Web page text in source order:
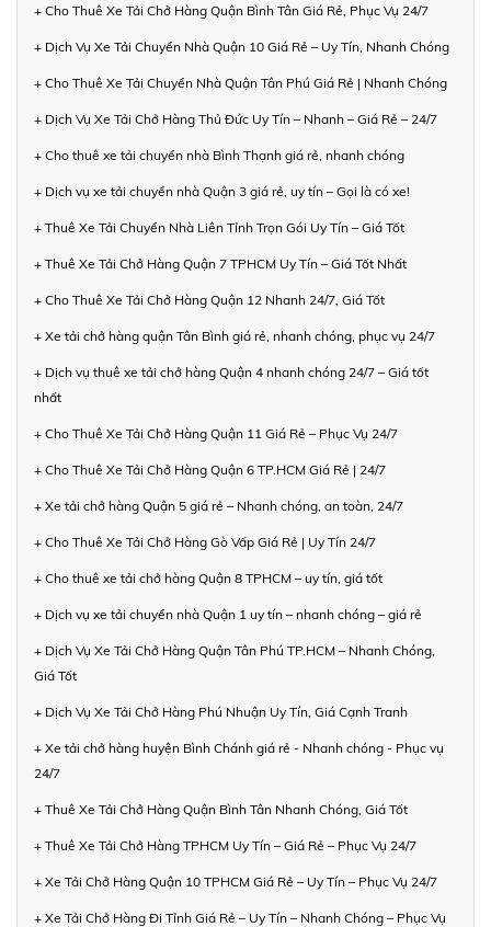
+ Cho Thuê Xe Tải Chở Hàng Quận Bình Tân Giá Rẻ, Phục Vụ 24/7
+ Dịch Vụ Xe Tải Chuyển Nhà Quận 10 Giá Rẻ – Uy Tín, Nhanh Chóng
+ Cho Thuê Xe Tải Chuyển Nhà Quận Tân Phú Giá Rẻ | Nhanh Chóng
+ Dịch Vụ Xe Tải Chở Hàng Thủ Đức Uy Tín – Nhanh – Giá Rẻ – 24/7
+ Cho thuê xe tải chuyển nhà Bình Thạnh giá rẻ, nhanh chóng
+ Dịch vụ xe tải chuyển nhà Quận 3 giá rẻ, uy tín – Gọi là có xe!
+ Thuê Xe Tải Chuyển Nhà Liên Tỉnh Trọn Gói Uy Tín – Giá Tốt
+ Thuê Xe Tải Chở Hàng Quận 7 TPHCM Uy Tín – Giá Tốt Nhất
+ Cho Thuê Xe Tải Chở Hàng Quận 12 Nhanh 24/7, Giá Tốt
+ Xe tải chở hàng quận Tân Bình giá rẻ, nhanh chóng, phục vụ 24/7
+ Dịch vụ thuê xe tải chở hàng Quận 4 nhanh chóng 24/7 – Giá tốt
nhất
+ Cho Thuê Xe Tải Chở Hàng Quận 11 Giá Rẻ – Phục Vụ 24/7
+ Cho Thuê Xe Tải Chở Hàng Quận 6 TP.HCM Giá Rẻ | 24/7
+ Xe tải chở hàng Quận 5 giá rẻ – Nhanh chóng, an toàn, 24/7
+ Cho Thuê Xe Tải Chở Hàng Gò Vấp Giá Rẻ | Uy Tín 24/7
+ Cho thuê xe tải chở hàng Quận 8 TPHCM – uy tín, giá tốt
+ Dịch vụ xe tải chuyển nhà Quận 1 uy tín – nhanh chóng – giá rẻ
+ Dịch Vụ Xe Tải Chở Hàng Quận Tân Phú TP.HCM – Nhanh Chóng,
Giá Tốt
+ Dịch Vụ Xe Tải Chở Hàng Phú Nhuận Uy Tín, Giá Cạnh Tranh
+ Xe tải chở hàng huyện Bình Chánh giá rẻ - Nhanh chóng - Phục vụ
24/7
+ Thuê Xe Tải Chở Hàng Quận Bình Tân Nhanh Chóng, Giá Tốt
+ Thuê Xe Tải Chở Hàng TPHCM Uy Tín – Giá Rẻ – Phục Vụ 24/7
+ Xe Tải Chở Hàng Quận 10 TPHCM Giá Rẻ – Uy Tín – Phục Vụ 24/7
+ Xe Tải Chở Hàng Đi Tỉnh Giá Rẻ – Uy Tín – Nhanh Chóng – Phục Vụ